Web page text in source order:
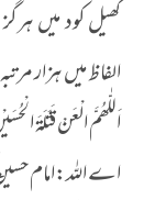
کھیل کود میں
الفاظ میں ہزار
اَللّٰھُمَّ الْعَنْ قَتَلَةَ
اے اللہ:امام